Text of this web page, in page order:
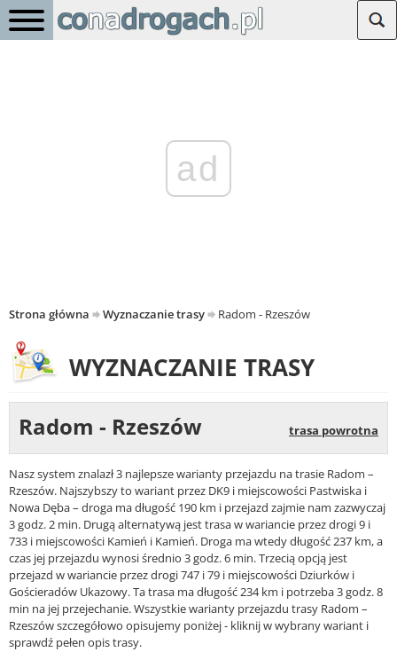
ad
Strona główna Wyznaczanie trasy Radom - Rzeszów
WYZNACZANIE TRASY
Radom - Rzeszów trasa powrotna
Nasz system znalazł 3 najlepsze warianty przejazdu na trasie Radom –
Rzeszów. Najszybszy to wariant przez DK9 i miejscowości Pastwiska i
Nowa Dęba – droga ma długość 190 km i przejazd zajmie nam zazwyczaj
3 godz. 2 min. Drugą alternatywą jest trasa w wariancie przez drogi 9 i
733 i miejscowości Kamień i Kamień. Droga ma wtedy długość 237 km, a
czas jej przejazdu wynosi średnio 3 godz. 6 min. Trzecią opcją jest
przejazd w wariancie przez drogi 747 i 79 i miejscowości Dziurków i
Gościeradów Ukazowy. Ta trasa ma długość 234 km i potrzeba 3 godz. 8
min na jej przejechanie. Wszystkie warianty przejazdu trasy Radom –
Rzeszów szczegółowo opisujemy poniżej - kliknij w wybrany wariant i
sprawdź pełen opis trasy.